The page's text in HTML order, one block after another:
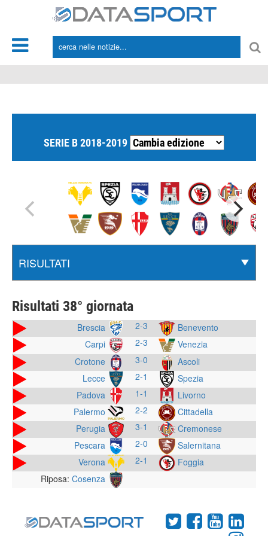
SERIE B 2018-2019
Risultati 38° giornata
Brescia 2-3
Benevento
Carpi
2-3
Venezia
Crotone
3-0
Ascoli
Lecce
2-1
Spezia
Padova
1-1
Livorno
Palermo
2-2
Cittadella
Perugia
3-1
Cremonese
Pescara
2-0
Salernitana
Verona
2-1
Foggia
Riposa: Cosenza